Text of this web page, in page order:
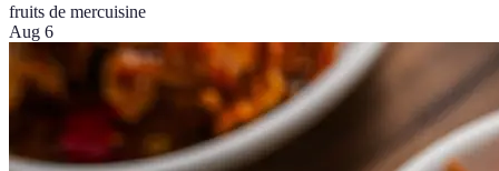
fruits de mercuisine
Aug 6